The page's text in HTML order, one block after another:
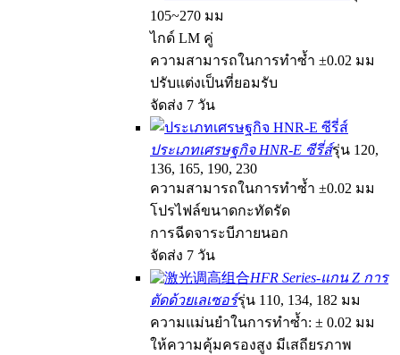
105~270 มม
ไกด์ LM คู่
ความสามารถในการทำซ้ำ ±0.02 มม
ปรับแต่งเป็นที่ยอมรับ
จัดส่ง 7 วัน
ประเภทเศรษฐกิจ HNR-E ซีรี่ส์รุ่น 120,
136, 165, 190, 230
ความสามารถในการทำซ้ำ ±0.02 มม
โปรไฟล์ขนาดกะทัดรัด
การฉีดจาระบีภายนอก
จัดส่ง 7 วัน
HFR Series-แกน Z การ
ตัดด้วยเลเซอร์รุ่น 110, 134, 182 มม
ความแม่นยำในการทำซ้ำ: ± 0.02 มม
ให้ความคุ้มครองสูง มีเสถียรภาพ